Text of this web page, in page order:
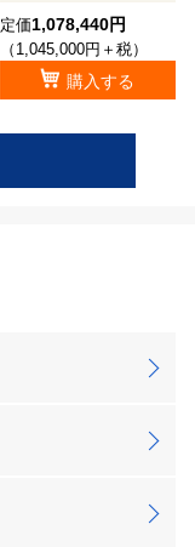
定価1,078,440円
（1,045,000円＋税）
購入する